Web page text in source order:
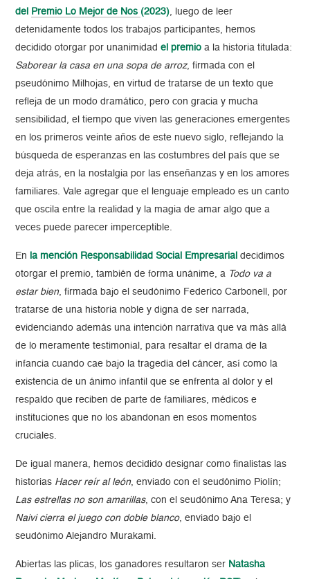
del
Premio Lo Mejor de Nos (2023), luego de leer
detenidamente todos los trabajos participantes, hemos
decidido otorgar por unanimidadel premio a la historia titulada:
Saborear la casa en una sopa de arroz, firmada con el
pseudónimo Milhojas, en virtud de tratarse de un texto que
refleja de un modo dramático, pero con gracia y mucha
sensibilidad, el tiempo que viven las generaciones emergentes
en los primeros veinte años de este nuevo siglo, reflejando la
búsqueda de esperanzas en las costumbres del país que se
deja atrás, en la nostalgia por las enseñanzas y en los amores
familiares. Vale agregar que el lenguaje empleado es un canto
que oscila entre la realidad y la magia de amar algo que a
veces puede parecer imperceptible.
En la mención Responsabilidad Social Empresarial decidimos
otorgar el premio, también de forma unánime, a Todo va a
estar bien, firmada bajo el seudónimo Federico Carbonell, por
tratarse de una historia noble y digna de ser narrada,
evidenciando además una intención narrativa que va más allá
de lo meramente testimonial, para resaltar el drama de la
infancia cuando cae bajo la tragedia del cáncer, así como la
existencia de un ánimo infantil que se enfrenta al dolor y el
respaldo que reciben de parte de familiares, médicos e
instituciones que no los abandonan en esos momentos
cruciales.
De igual manera, hemos decidido designar como finalistas las
historias Hacer reír al león, enviado con el seudónimo Piolín;
Las estrellas no son amarillas, con el seudónimo Ana Teresa; y
Naivi cierra el juego con doble blanco, enviado bajo el
seudónimo Alejandro Murakami.
Abiertas las plicas, los ganadores resultaron ser Natasha